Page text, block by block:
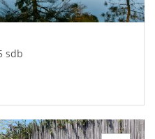
sdb